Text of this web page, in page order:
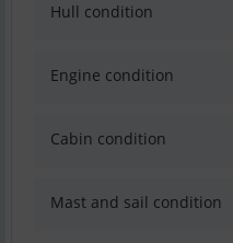
Hull condition
Engine condition
Cabin condition
Mast and sail condition